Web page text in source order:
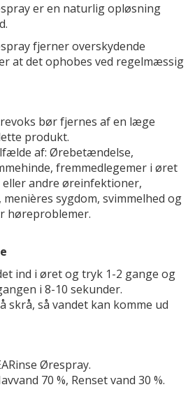
er en naturlig opløsning
fjerner overskydende
at det ophobes ved regelmæssig
bør fjernes af en læge
produkt.
af: Ørebetændelse,
fremmedlegemer i øret
andre øreinfektioner,
sygdom, svimmelhed og
høreproblemer.
ind i øret og tryk 1-2 gange og
i 8-10 sekunder.
skrå, så vandet kan komme ud
Ørespray.
70 %, Renset vand 30 %.